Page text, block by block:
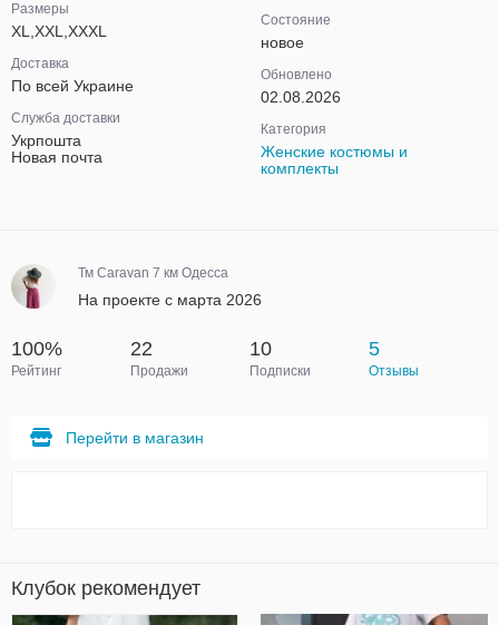
Размеры
XL,XXL,XXXL
Доставка
По всей Украине
Служба доставки
Укрпошта
Новая почта
Состояние
новое
Обновлено
02.08.2026
Категория
Женские костюмы и
комплекты
Тм Caravan 7 км Одесса
На проекте с марта 2026
100%
Рейтинг
22
Продажи
10
Подписки
5
Отзывы
Перейти в магазин
Клубок рекомендует